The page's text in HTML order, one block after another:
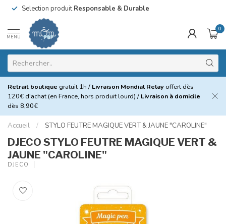
Selection produitResponsable & Durable
MENU
0
Retrait boutique gratuit 1h / Livraison Mondial Relay offert dès
120€ d'achat (en France, hors produit lourd) / Livraison à domicile
dès 8,90€
Accueil / STYLO FEUTRE MAGIQUE VERT & JAUNE "CAROLINE"
DJECO STYLO FEUTRE MAGIQUE VERT &
JAUNE "CAROLINE"
DJECO